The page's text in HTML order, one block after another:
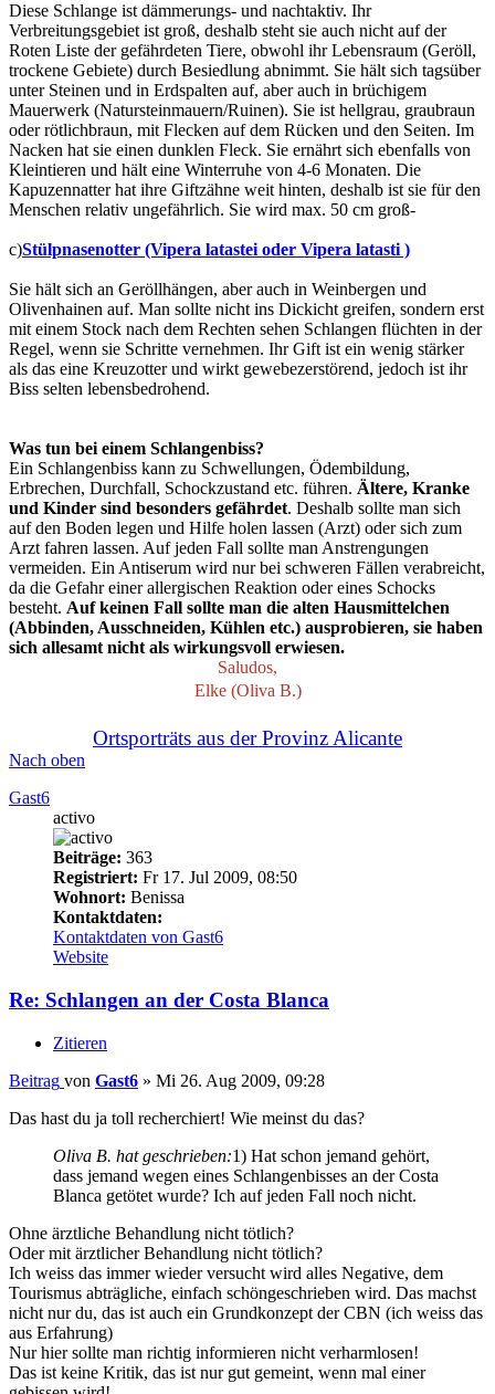
Diese Schlange ist dämmerungs- und nachtaktiv. Ihr
Verbreitungsgebiet ist groß, deshalb steht sie auch nicht auf der
Roten Liste der gefährdeten Tiere, obwohl ihr Lebensraum (Geröll,
trockene Gebiete) durch Besiedlung abnimmt. Sie hält sich tagsüber
unter Steinen und in Erdspalten auf, aber auch in brüchigem
Mauerwerk (Natursteinmauern/Ruinen). Sie ist hellgrau, graubraun
oder rötlichbraun, mit Flecken auf dem Rücken und den Seiten. Im
Nacken hat sie einen dunklen Fleck. Sie ernährt sich ebenfalls von
Kleintieren und hält eine Winterruhe von 4-6 Monaten. Die
Kapuzennatter hat ihre Giftzähne weit hinten, deshalb ist sie für den
Menschen relativ ungefährlich. Sie wird max. 50 cm groß-
c)Stülpnasenotter (Vipera latastei oder Vipera latasti )
Sie hält sich an Geröllhängen, aber auch in Weinbergen und
Olivenhainen auf. Man sollte nicht ins Dickicht greifen, sondern erst
mit einem Stock nach dem Rechten sehen Schlangen flüchten in der
Regel, wenn sie Schritte vernehmen. Ihr Gift ist ein wenig stärker
als das eine Kreuzotter und wirkt gewebezerstörend, jedoch ist ihr
Biss selten lebensbedrohend.
Was tun bei einem Schlangenbiss?
Ein Schlangenbiss kann zu Schwellungen, Ödembildung,
Erbrechen, Durchfall, Schockzustand etc. führen. Ältere, Kranke
und Kinder sind besonders gefährdet. Deshalb sollte man sich
auf den Boden legen und Hilfe holen lassen (Arzt) oder sich zum
Arzt fahren lassen. Auf jeden Fall sollte man Anstrengungen
vermeiden. Ein Antiserum wird nur bei schweren Fällen verabreicht,
da die Gefahr einer allergischen Reaktion oder eines Schocks
besteht. Auf keinen Fall sollte man die alten Hausmittelchen
(Abbinden, Ausschneiden, Kühlen etc.) ausprobieren, sie haben
sich allesamt nicht als wirkungsvoll erwiesen.
Saludos,
Elke (Oliva B.)
Ortsporträts aus der Provinz Alicante
Nach oben
Gast6
activo
Beiträge: 363
Registriert: Fr 17. Jul 2009, 08:50
Wohnort: Benissa
Kontaktdaten:
Kontaktdaten von Gast6
Website
Re: Schlangen an der Costa Blanca
Zitieren
Beitrag von Gast6 » Mi 26. Aug 2009, 09:28
Das hast du ja toll recherchiert! Wie meinst du das?
Oliva B. hat geschrieben:1) Hat schon jemand gehört,
dass jemand wegen eines Schlangenbisses an der Costa
Blanca getötet wurde? Ich auf jeden Fall noch nicht.
Ohne ärztliche Behandlung nicht tötlich?
Oder mit ärztlicher Behandlung nicht tötlich?
Ich weiss das immer wieder versucht wird alles Negative, dem
Tourismus abträgliche, einfach schöngeschrieben wird. Das machst
nicht nur du, das ist auch ein Grundkonzept der CBN (ich weiss das
aus Erfahrung)
Nur hier sollte man richtig informieren nicht verharmlosen!
Das ist keine Kritik, das ist nur gut gemeint, wenn mal einer